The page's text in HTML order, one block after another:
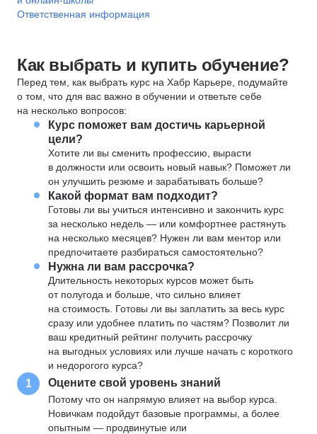
Ответственная информация
Как выбрать и купить обучение?
Перед тем, как выбрать курс на Хабр Карьере, подумайте
о том, что для вас важно в обучении и ответьте себе
на несколько вопросов:
Курс поможет вам достичь карьерной
цели?
Хотите ли вы сменить профессию, вырасти
в должности или освоить новый навык? Поможет ли
он улучшить резюме и зарабатывать больше?
Какой формат вам подходит?
Готовы ли вы учиться интенсивно и закончить курс
за несколько недель — или комфортнее растянуть
на несколько месяцев? Нужен ли вам ментор или
предпочитаете разбираться самостоятельно?
Нужна ли вам рассрочка?
Длительность некоторых курсов может быть
от полугода и больше, что сильно влияет
на стоимость. Готовы ли вы заплатить за весь курс
сразу или удобнее платить по частям? Позволит ли
ваш кредитный рейтинг получить рассрочку
на выгодных условиях или лучше начать с короткого
и недорогого курса?
1 Оцените свой уровень знаний
Потому что он напрямую влияет на выбор курса.
Новичкам подойдут базовые программы, а более
опытным — продвинутые или